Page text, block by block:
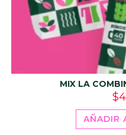
MIX LA
$
AÑADIR